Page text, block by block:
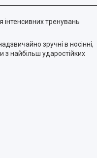
інтенсивних тренувань
зручні в носінні,
найбільш ударостійких